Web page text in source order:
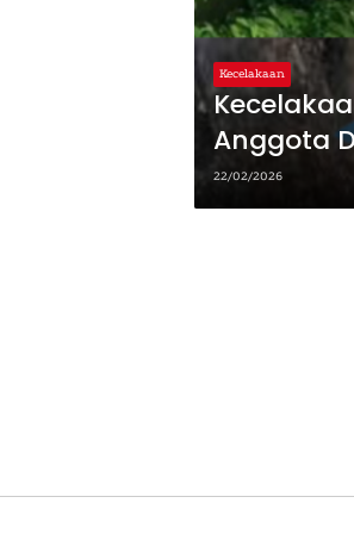
Kecelakaan
Anggota
22/02/2026